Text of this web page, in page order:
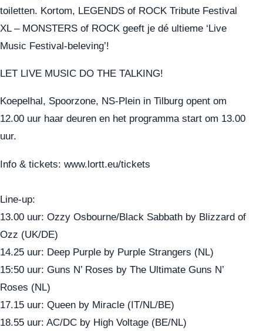
toiletten. Kortom, LEGENDS of ROCK Tribute Festival
XL – MONSTERS of ROCK geeft je dé ultieme ‘Live
Music Festival-beleving’!
LET LIVE MUSIC DO THE TALKING!
Koepelhal, Spoorzone, NS-Plein in Tilburg opent om
12.00 uur haar deuren en het programma start om 13.00
uur.
Info & tickets: www.lortt.eu/tickets
Line-up:
13.00 uur: Ozzy Osbourne/Black Sabbath by Blizzard of
Ozz (UK/DE)
14.25 uur: Deep Purple by Purple Strangers (NL)
15:50 uur: Guns N’ Roses by The Ultimate Guns N’
Roses (NL)
17.15 uur: Queen by Miracle (IT/NL/BE)
18.55 uur: AC/DC by High Voltage (BE/NL)